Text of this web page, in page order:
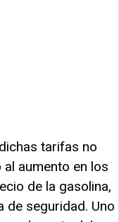
tarifas no
aumento en los
de la gasolina,
de seguridad. Uno